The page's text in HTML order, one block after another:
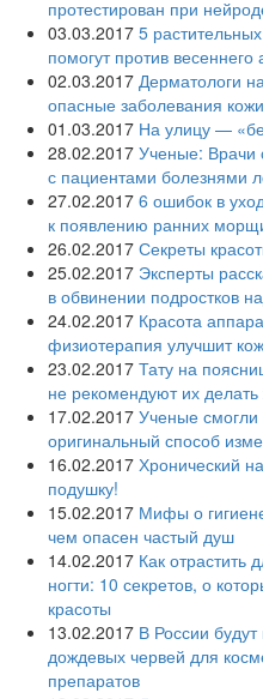
протестирован при
03.03.2017 5
помогут против весеннего
02.03.2017 Дерматологи
опасные заболевания кожи
01.03.2017 На улицу —
28.02.2017 Ученые: Врачи
с пациентами болезнями
27.02.2017 6 ошибок в
к появлению ранних
26.02.2017 Секреты
25.02.2017 Эксперты
в обвинении подростков
24.02.2017 Красота
физиотерапия улучшит
23.02.2017 Тату на
не рекомендуют их
17.02.2017 Ученые смогли
оригинальный способ
16.02.2017 Хронический
подушку!
15.02.2017 Мифы о
чем опасен частый душ
14.02.2017 Как отрастить
ногти: 10 секретов, о
красоты
13.02.2017 В России
дождевых червей для
препаратов